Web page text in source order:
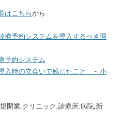
はこちらから
療予約システムを導入するべき理
予約システム
入時の立会いで感じたこと ～小
開業,クリニック,診療所,病院,新